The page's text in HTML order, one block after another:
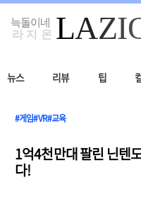
뉴스 리뷰 팁
#게임#VR#교육
1억4천만대 팔린 닌텐
다!